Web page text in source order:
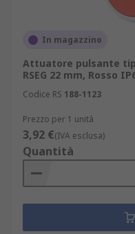
In magazzino
Attuatore pulsante
RSEG 22 mm, Rosso
Codice RS 188-1123
Prezzo per 1 unità
3,92 €(IVA esclusa)
Quantità